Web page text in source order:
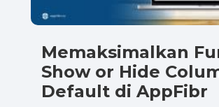
Memaksimalkan
Show or Hide
Default di AppFibr